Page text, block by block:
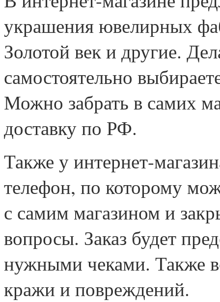
украшения ювелирных
Золотой век и другие.
самостоятельно
Можно забрать в самих
доставку по РФ.
Также у интернет-
телефон, по которому
с самим магазином и
вопросы. Заказ будет
нужными чеками. Также
кражи и повреждений.